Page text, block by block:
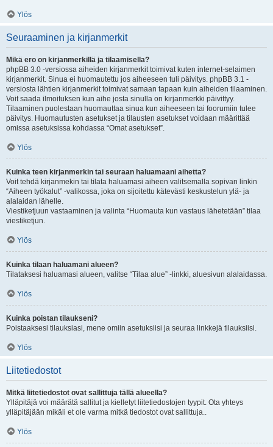
Ylös
Seuraaminen ja kirjanmerkit
Mikä ero on kirjanmerkillä ja tilaamisella?
phpBB 3.0 -versiossa aiheiden kirjanmerkit toimivat kuten internet-selaimen
kirjanmerkit. Sinua ei huomautettu jos aiheeseen tuli päivitys. phpBB 3.1 -
versiosta lähtien kirjanmerkit toimivat samaan tapaan kuin aiheiden tilaaminen.
Voit saada ilmoituksen kun aihe josta sinulla on kirjanmerkki päivittyy.
Tilaaminen puolestaan huomauttaa sinua kun aiheeseen tai foorumiin tulee
päivitys. Huomautusten asetukset ja tilausten asetukset voidaan määrittää
omissa asetuksissa kohdassa “Omat asetukset”.
Ylös
Kuinka teen kirjanmerkin tai seuraan haluamaani aihetta?
Voit tehdä kirjanmekin tai tilata haluamasi aiheen valitsemalla sopivan linkin
“Aiheen työkalut” -valikossa, joka on sijoitettu kätevästi keskustelun ylä- ja
alalaidan lähelle.
Viestiketjuun vastaaminen ja valinta “Huomauta kun vastaus lähetetään” tilaa
viestiketjun.
Ylös
Kuinka tilaan haluamani alueen?
Tilataksesi haluamasi alueen, valitse “Tilaa alue” -linkki, aluesivun alalaidassa.
Ylös
Kuinka poistan tilaukseni?
Poistaaksesi tilauksiasi, mene omiin asetuksiisi ja seuraa linkkejä tilauksiisi.
Ylös
Liitetiedostot
Mitkä liitetiedostot ovat sallittuja tällä alueella?
Ylläpitäjä voi määrätä sallitut ja kielletyt liitetiedostojen tyypit. Ota yhteys
ylläpitäjään mikäli et ole varma mitkä tiedostot ovat sallittuja..
Ylös